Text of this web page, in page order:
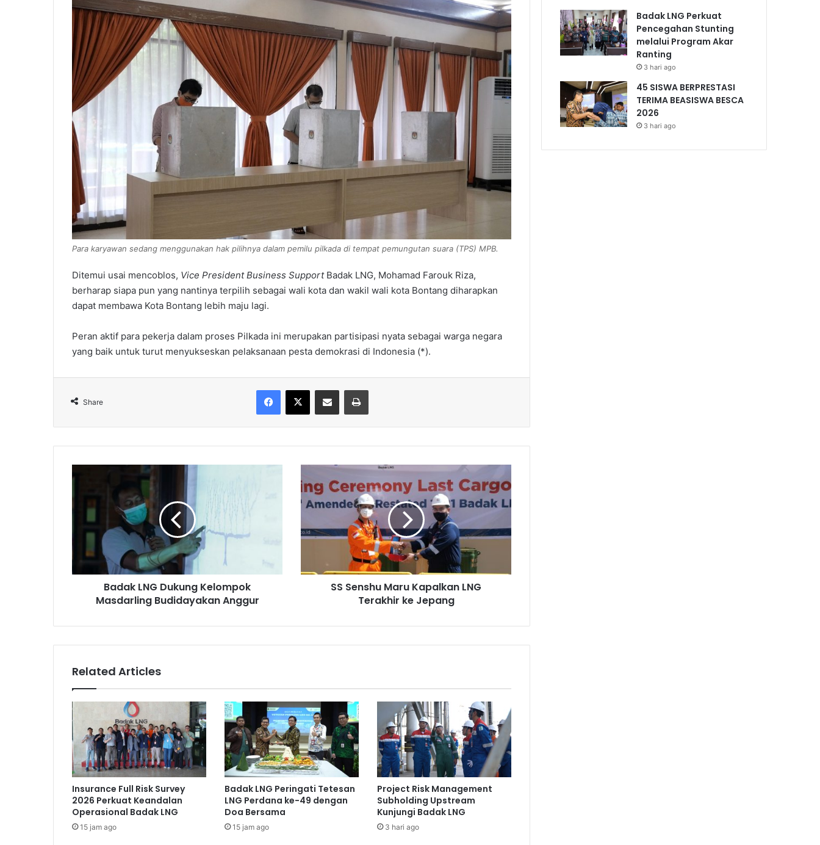
Para karyawan sedang menggunakan hak pilihnya dalam pemilu pilkada di tempat pemungutan suara (TPS) MPB.
Ditemui usai mencoblos, Vice President Business SupportBadak LNG, Mohamad Farouk Riza,
berharap siapa pun yang nantinya terpilih sebagai wali kota dan wakil wali kota Bontang diharapkan
dapat membawa Kota Bontang lebih maju lagi.
Peran aktif para pekerja dalam proses Pilkada ini merupakan partisipasi nyata sebagai warga negara
yang baik untuk turut menyukseskan pelaksanaan pesta demokrasi di Indonesia (*).
Share
Facebook
X Share via Email Print
Dukung
Kelompok
Masdarling
Budidayakan
Anggur
Badak LNG Dukung Kelompok
Masdarling Budidayakan Anggur
Senshu
Maru
Kapalkan
Terakhir
SS Senshu Maru Kapalkan LNG
Terakhir ke Jepang
Related Articles
Insurance Full Risk Survey
2026 Perkuat Keandalan
Operasional Badak LNG
15 jam ago
Badak LNG Peringati Tetesan
LNG Perdana ke-49 dengan
Doa Bersama
15 jam ago
Project Risk Management
Subholding Upstream
Kunjungi Badak LNG
3 hari ago
Badak LNG Perkuat
Pencegahan Stunting
melalui Program Akar
Ranting
3 hari ago
45 SISWA BERPRESTASI
TERIMA BEASISWA BESCA
2026
3 hari ago